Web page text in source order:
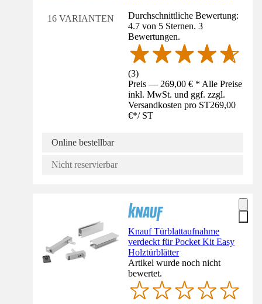
16 VARIANTEN
Durchschnittliche Bewertung:
4.7 von 5 Sternen. 3
Bewertungen.
(3)
Preis — 269,00 € * Alle Preise
inkl. MwSt. und ggf. zzgl.
Versandkosten pro ST269,00
€*/ ST
Online bestellbar
Nicht reservierbar
Knauf Türblattaufnahme
verdeckt für Pocket Kit Easy
Holztürblätter
Artikel wurde noch nicht
bewertet.